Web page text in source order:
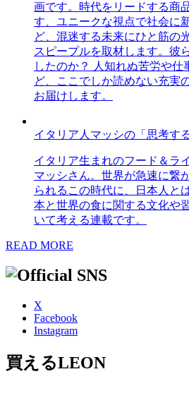
画です。時代をリードする商
す、ユニークな視点で社会に
ど、混迷する未来にひと筋の
スピープルを取材します。彼
したのか？ 人知れぬ苦労や仕
ど、ここでしか読めない充実
お届けします。
イタリア人マッシの「思考す
イタリア生まれのフード＆ラ
マッシさん。世界が急速に繋
られるこの時代に、日本人と
本と世界の食に関する文化や
いて考える連載です。
READ MORE
X
Facebook
Instagram
買えるLEON